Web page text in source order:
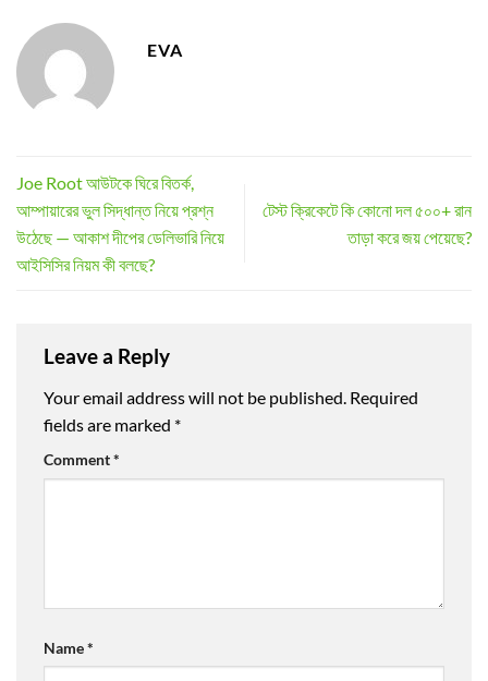
EVA
Joe Root আউটকে ঘিরে বিতর্ক,
আম্পায়ারের ভুল সিদ্ধান্ত নিয়ে প্রশ্ন
উঠেছে — আকাশ দীপের ডেলিভারি নিয়ে
আইসিসির নিয়ম কী বলছে?
টেস্ট ক্রিকেটে কি কোনো দল ৫০০+ রান
তাড়া করে জয় পেয়েছে?
Leave a Reply
Your email address will not be published. Required
fields are marked *
Comment*
Name*